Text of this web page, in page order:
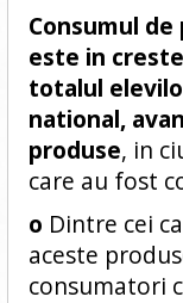
Consumul
este in
totalul
national,
produse, in
care au fost
o Dintre cei
aceste
consumatori